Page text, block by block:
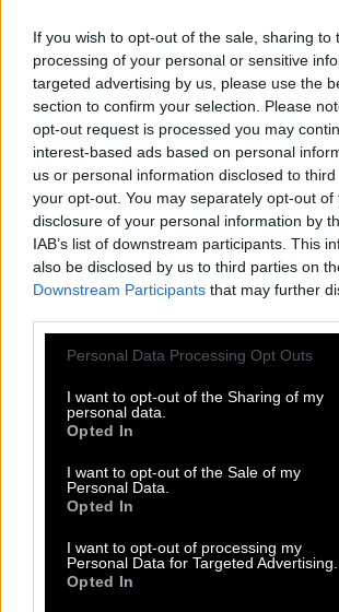
If you wish to opt-out of the sale, sharing to
processing of your personal or sensitive
targeted advertising by us, please use the
section to confirm your selection. Please
opt-out request is processed you may
interest-based ads based on personal
us or personal information disclosed to
your opt-out. You may separately opt-out of
disclosure of your personal information by
IAB’s list of downstream participants. This
also be disclosed by us to third parties on
Downstream Participants that may further
Please note that this website/app uses one
not limited to your visit or usage behaviour.
grant or deny consent to Google and its
use your data for below specified purposes
consent section.
Personal Data Processing Opt Outs
I want to opt-out of the Sharing of my
personal data.
Opted In
I want to opt-out of the Sale of my
Personal Data.
Opted In
I want to opt-out of processing my
Personal Data for Targeted Advertising.
Opted In
Στρατής Μυριβήλης | Η
έξοδά σου. Στην